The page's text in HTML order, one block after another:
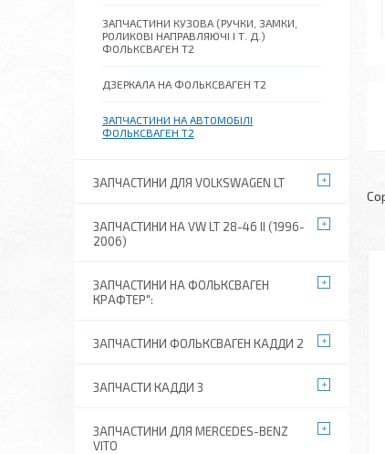
ЗАПЧАСТИНИ КУЗОВА (РУЧКИ, ЗАМКИ,
РОЛИКОВІ НАПРАВЛЯЮЧІ І Т. Д.)
ФОЛЬКСВАГЕН Т2
ДЗЕРКАЛА НА ФОЛЬКСВАГЕН Т2
ЗАПЧАСТИНИ НА АВТОМОБІЛІ
ФОЛЬКСВАГЕН Т2
ЗАПЧАСТИНИ ДЛЯ VOLKSWAGEN LT
ЗАПЧАСТИНИ НА VW LT 28-46 II (1996-
2006)
ЗАПЧАСТИНИ НА ФОЛЬКСВАГЕН
КРАФТЕР":
ЗАПЧАСТИНИ ФОЛЬКСВАГЕН КАДДИ 2
ЗАПЧАСТИ КАДДИ 3
ЗАПЧАСТИНИ ДЛЯ MERCEDES-BENZ
VITO